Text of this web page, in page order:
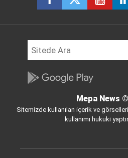
Mepa News
Sitemizde kullanılan içerik ve
kullanımı hukuki